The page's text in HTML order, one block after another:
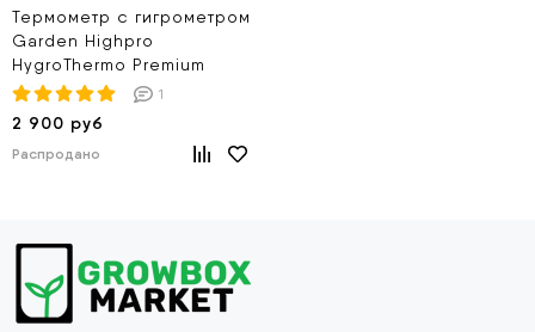
Термометр с гигрометром
Garden Highpro
HygroThermo Premium
1
2 900 руб
Распродано